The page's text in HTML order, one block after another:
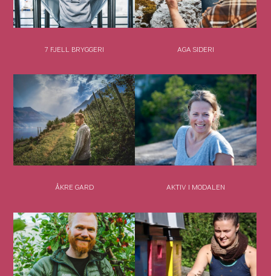
7 FJELL BRYGGERI AGA SIDERI
ÅKRE GARD AKTIV I MODALEN